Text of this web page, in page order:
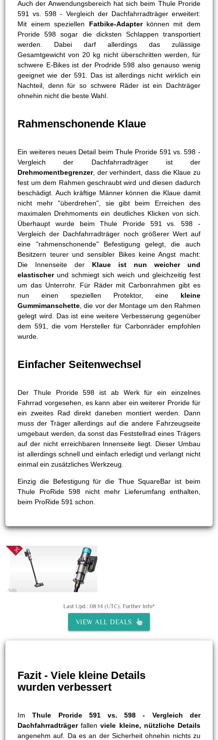
Auch der Anwendungsbereich hat sich beim Thule Proride
591 vs. 598 - Vergleich der Dachfahrradträger erweitert:
Mit einem speziellen Fatbike-Adapterkönnen mit dem
Proride 598 sogar die dicksten Schlappen transportiert
werden. Dabei darf allerdings das zulässige
Gesamtgewicht von 20 kg nicht überschritten werden, für
schwere E-Bikes ist der Prodride 598 also genauso wenig
geeignet wie der 591. Das ist allerdings nicht wirklich ein
Nachteil, denn für so schwere Räder ist ein Dachträger
ohnehin nicht die beste Wahl.
Rahmenschonende Klaue
Ein weiteres neues Detail beim Thule Proride 591 vs. 598 -
Vergleich der Dachfahrradträger ist der
Drehmomentbegrenzer, der verhindert, dass die Klaue zu
fest um dem Rahmen geschraubt wird und diesen dadurch
beschädigt. Auch kräftige Männer können die Klaue damit
nicht mehr "überdrehen", sie gibt beim Erreichen des
maximalen Drehmoments ein deutliches Klicken von sich.
Überhaupt wurde beim Thule Proride 591 vs. 598 -
Vergleich der Dachfahrradträger noch größerer Wert auf
eine "rahmenschonende" Befestigung gelegt, die auch
Besitzern teurer und sensibler Bikes keine Angst macht:
Die Innenseite der Klaue ist nun weicher und
elastischerund schmiegt sich weich und gleichzeitig fest
um das Unterrohr. Für Räder mit Carbonrahmen gibt es
nun einen speziellen Protektor, eine kleine
Gummimanschette , die vor der Montage um den Rahmen
gelegt wird. Das ist eine weitere Verbesserung gegenüber
dem 591, die vom Hersteller für Carbonräder empfohlen
wurde.
Einfacher Seitenwechsel
Der Thule Proride 598 ist ab Werk für ein einzelnes
Fahrrad vorgesehen, es kann aber ein weiterer Proride für
ein zweites Rad direkt daneben montiert werden. Dann
muss der Träger allerdings auf die andere Fahrzeugseite
umgebaut werden, da sonst das Feststellrad eines Trägers
auf der nicht erreichbaren Innenseite liegt. Dieser Umbau
ist allerdings schnell und einfach erledigt und verlangt nicht
einmal ein zusätzliches Werkzeug.
Einzig die Befestigung für die Thue SquareBar ist beim
Thule ProRide 598 nicht mehr Lieferumfang enthalten,
beim ProRide 591 schon.
Ads
Last Upd.: 08:14 (UTC). Further Info*
VIEW ALL DEALS
Fazit - Viele kleine Details
wurden verbessert
ImThule Proride 591 vs. 598 - Vergleich der
Dachfahrradträgerfallenviele kleine, nützliche Details
angenehm auf. Da es an der Sicherheit ohnehin nichts zu